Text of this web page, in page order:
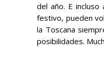
del año. E
festivo, pueden
la Toscana
posibilidades.